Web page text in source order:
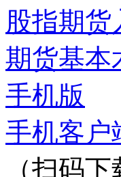
股指期货
期货基本
手机版
手机客户
（扫码下